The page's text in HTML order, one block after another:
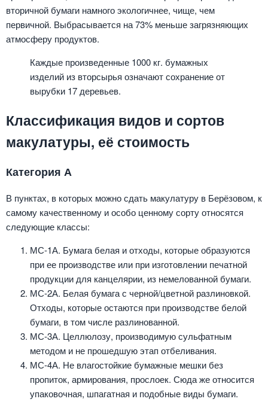
вторичной бумаги намного экологичнее, чище, чем
первичной. Выбрасывается на 73% меньше загрязняющих
атмосферу продуктов.
Каждые произведенные 1000 кг. бумажных
изделий из вторсырья означают сохранение от
вырубки 17 деревьев.
Классификация видов и сортов
макулатуры, её стоимость
Категория А
В пунктах, в которых можно сдать макулатуру в Берёзовом, к
самому качественному и особо ценному сорту относятся
следующие классы:
МС-1А. Бумага белая и отходы, которые образуются
при ее производстве или при изготовлении печатной
продукции для канцелярии, из немелованной бумаги.
МС-2А. Белая бумага с черной/цветной разлиновкой.
Отходы, которые остаются при производстве белой
бумаги, в том числе разлинованной.
МС-3А. Целлюлозу, производимую сульфатным
методом и не прошедшую этап отбеливания.
МС-4А. Не влагостойкие бумажные мешки без
пропиток, армирования, прослоек. Сюда же относится
упаковочная, шпагатная и подобные виды бумаги.